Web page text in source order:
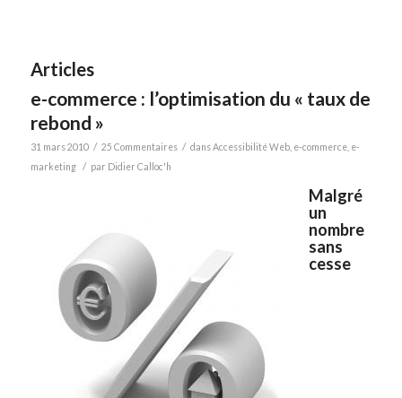
Articles
e-commerce : l’optimisation du « taux de
rebond »
31 mars 2010 / 25 Commentaires / dansAccessibilité Web, e-commerce, e-
marketing
/ par Didier Calloc'h
Malgré
un
nombre
sans
cesse